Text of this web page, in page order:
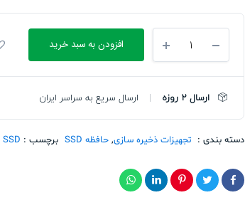
دی
ای
PCIE
M2
SWORDFISH
تعداد
افزودن به سبد خرید
ارسال 2 روزه ارسال سریع به سراسر ایران
دسته بندی : تجهیزات ذخیره سازی, حافظه SSD برچسب : SSD